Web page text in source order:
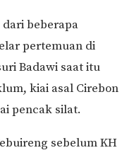
beberapa
pertemuan di
Badawi saat itu
kiai asal Cirebon
pencak silat.
sebelum KH